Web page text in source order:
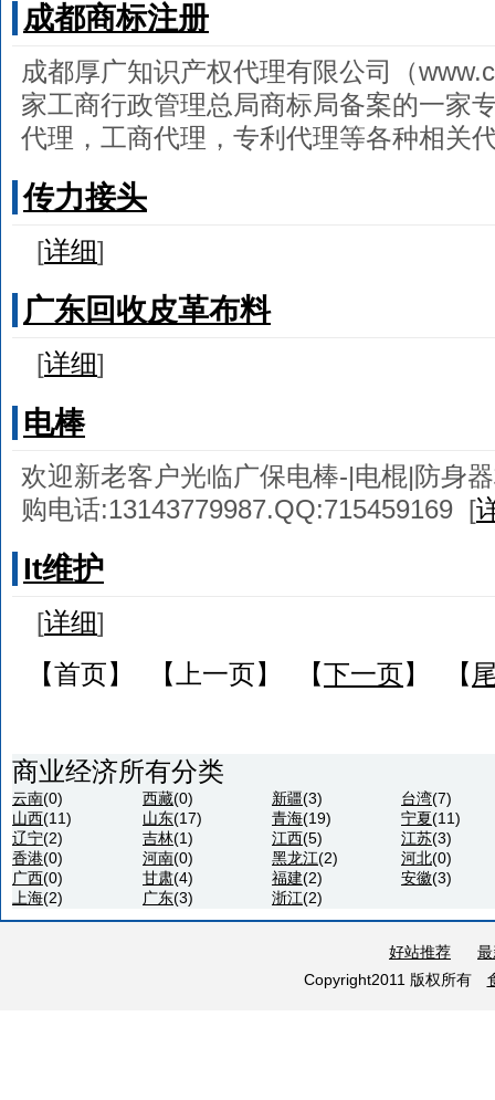
成都商标注册
成都厚广知识产权代理有限公司（
家工商行政管理总局商标局备案的一家
代理，工商代理，专利代理等各种相关
传力接头
[详细]
广东回收皮革布料
[详细]
电棒
欢迎新老客户光临广保电棒-|电棍|防身
购电话:13143779987.QQ:715459169 [
It维护
[详细]
【首页】 【上一页】 【下一页】 【
商业经济所有分类
云南(0) 西藏(0) 新疆(3) 台湾(7)
山西(11) 山东(17) 青海(19) 宁夏(11)
辽宁(2) 吉林(1) 江西(5) 江苏(3)
香港(0) 河南(0) 黑龙江(2) 河北(0)
广西(0) 甘肃(4) 福建(2) 安徽(3)
上海(2) 广东(3) 浙江(2)
好站推荐
Copyright2011 版权所有